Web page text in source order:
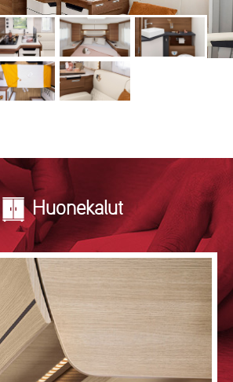
Huonekalut